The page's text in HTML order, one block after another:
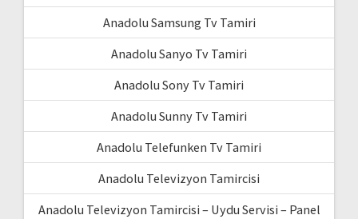
Anadolu Samsung Tv Tamiri
Anadolu Sanyo Tv Tamiri
Anadolu Sony Tv Tamiri
Anadolu Sunny Tv Tamiri
Anadolu Telefunken Tv Tamiri
Anadolu Televizyon Tamircisi
Anadolu Televizyon Tamircisi – Uydu Servisi – Panel